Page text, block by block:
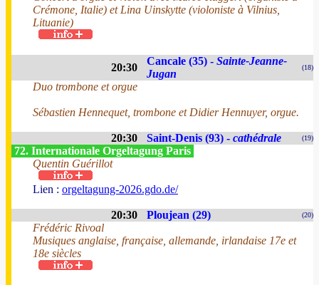
Crémone, Italie) et Lina Uinskytte (violoniste à Vilnius,
Lituanie)
20:30
Cancale (35) - Sainte-Jeanne-
Jugan
(18)
Duo trombone et orgue
Sébastien Hennequet, trombone et Didier Hennuyer, orgue.
20:30 Saint-Denis (93) - cathédrale (19)
72. Internationale Orgeltagung Paris
Quentin Guérillot
Lien : orgeltagung-2026.gdo.de/
20:30 Ploujean (29) (20)
Frédéric Rivoal
Musiques anglaise, française, allemande, irlandaise 17e et
18e siècles